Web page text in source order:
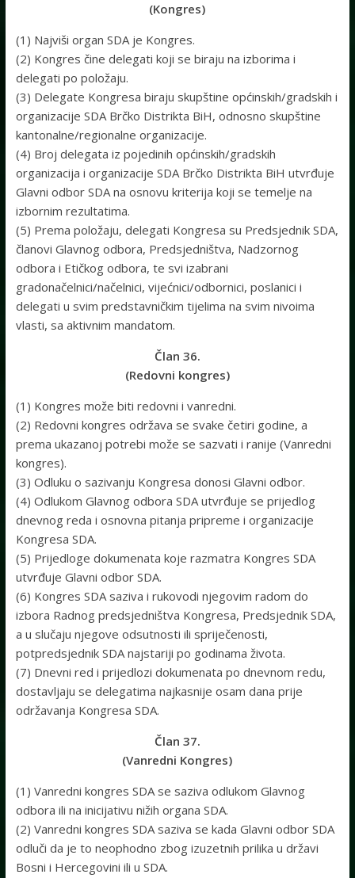
(Kongres)
(1) Najviši organ SDA je Kongres.
(2) Kongres čine delegati koji se biraju na izborima i
delegati po položaju.
(3) Delegate Kongresa biraju skupštine općinskih/gradskih i
organizacije SDA Brčko Distrikta BiH, odnosno skupštine
kantonalne/regionalne organizacije.
(4) Broj delegata iz pojedinih općinskih/gradskih
organizacija i organizacije SDA Brčko Distrikta BiH utvrđuje
Glavni odbor SDA na osnovu kriterija koji se temelje na
izbornim rezultatima.
(5) Prema položaju, delegati Kongresa su Predsjednik SDA,
članovi Glavnog odbora, Predsjedništva, Nadzornog
odbora i Etičkog odbora, te svi izabrani
gradonačelnici/načelnici, vijećnici/odbornici, poslanici i
delegati u svim predstavničkim tijelima na svim nivoima
vlasti, sa aktivnim mandatom.
Član 36.
(Redovni kongres)
(1) Kongres može biti redovni i vanredni.
(2) Redovni kongres održava se svake četiri godine, a
prema ukazanoj potrebi može se sazvati i ranije (Vanredni
kongres).
(3) Odluku o sazivanju Kongresa donosi Glavni odbor.
(4) Odlukom Glavnog odbora SDA utvrđuje se prijedlog
dnevnog reda i osnovna pitanja pripreme i organizacije
Kongresa SDA.
(5) Prijedloge dokumenata koje razmatra Kongres SDA
utvrđuje Glavni odbor SDA.
(6) Kongres SDA saziva i rukovodi njegovim radom do
izbora Radnog predsjedništva Kongresa, Predsjednik SDA,
a u slučaju njegove odsutnosti ili spriječenosti,
potpredsjednik SDA najstariji po godinama života.
(7) Dnevni red i prijedlozi dokumenata po dnevnom redu,
dostavljaju se delegatima najkasnije osam dana prije
održavanja Kongresa SDA.
Član 37.
(Vanredni Kongres)
(1) Vanredni kongres SDA se saziva odlukom Glavnog
odbora ili na inicijativu nižih organa SDA.
(2) Vanredni kongres SDA saziva se kada Glavni odbor SDA
odluči da je to neophodno zbog izuzetnih prilika u državi
Bosni i Hercegovini ili u SDA.